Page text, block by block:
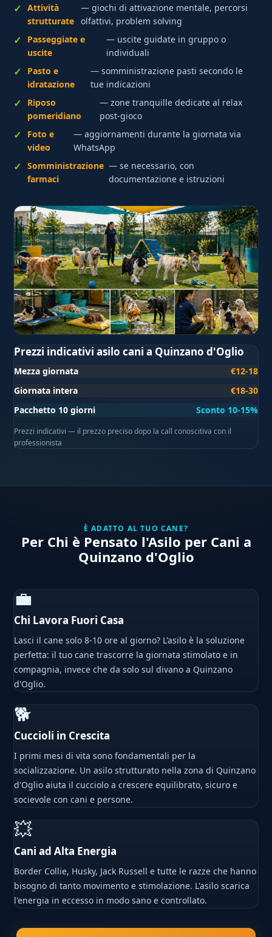
Attività
strutturate
— giochi di attivazione mentale, percorsi
olfattivi, problem solving
Passeggiate e
uscite
— uscite guidate in gruppo o
individuali
Pasto e
idratazione
— somministrazione pasti secondo le
tue indicazioni
Riposo
pomeridiano
— zone tranquille dedicate al relax
post-gioco
Foto e
video
— aggiornamenti durante la giornata via
WhatsApp
Somministrazione
farmaci
— se necessario, con
documentazione e istruzioni
Prezzi indicativi asilo cani a Quinzano d'Oglio
Mezza giornata
€12-18
Giornata intera
€18-30
Pacchetto 10 giorni
Sconto 10-15%
Prezzi indicativi — il prezzo preciso dopo la call conoscitiva con il
professionista
È ADATTO AL TUO CANE?
Per Chi è Pensato l'Asilo per Cani a
Quinzano d'Oglio
💼
Chi Lavora Fuori Casa
Lasci il cane solo 8-10 ore al giorno? L'asilo è la soluzione
perfetta: il tuo cane trascorre la giornata stimolato e in
compagnia, invece che da solo sul divano a Quinzano
d'Oglio.
🐕
Cuccioli in Crescita
I primi mesi di vita sono fondamentali per la
socializzazione. Un asilo strutturato nella zona di Quinzano
d'Oglio aiuta il cucciolo a crescere equilibrato, sicuro e
socievole con cani e persone.
💥
Cani ad Alta Energia
Border Collie, Husky, Jack Russell e tutte le razze che hanno
bisogno di tanto movimento e stimolazione. L'asilo scarica
l'energia in eccesso in modo sano e controllato.